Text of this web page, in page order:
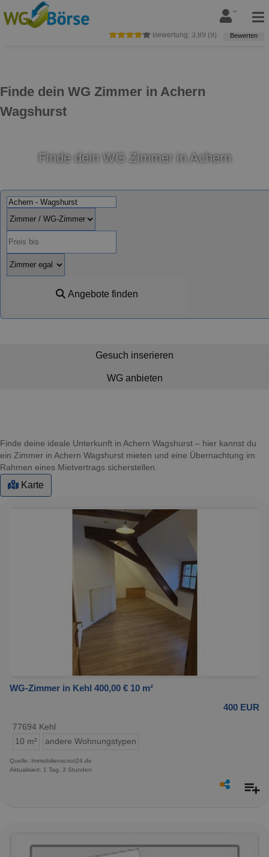
Finde dein WG Zimmer in Achern
Wagshurst
Bewertung: 3,89 (9) Bewerten
Finde dein WG Zimmer in Achern
Angebote finden
Gesuch inserieren
WG anbieten
Finde deine ideale Unterkunft in Achern Wagshurst – hier kannst du
ein Zimmer in Achern Wagshurst mieten und eine Übernachtung im
Rahmen eines Mietvertrags sicherstellen.
Karte
WG-Zimmer in Kehl 400,00 € 10 m²
400 EUR
77694 Kehl
10 m²
andere Wohnungstypen
Quelle: Immobilienscout24.de
Aktualisiert: 1 Tag, 3 Stunden